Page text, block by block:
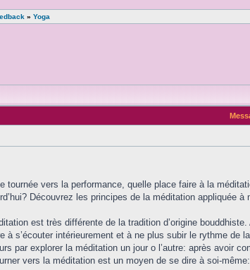
» Yoga
tournée vers la performance, quelle place faire à la
Découvrez les principes de la méditation appliquée à
est très différente de la tradition d’origine
à s’écouter intérieurement et à ne plus subir le rythme
par explorer la méditation un jour o l’autre: après avoir
vers la méditation est un moyen de se dire à soi-